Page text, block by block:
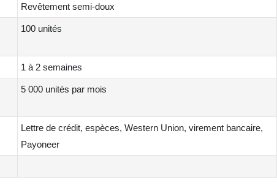
Revêtement semi-doux
100 unités
1 à 2 semaines
5 000 unités par mois
Lettre de crédit, espèces, Western Union, virement bancaire,
Payoneer